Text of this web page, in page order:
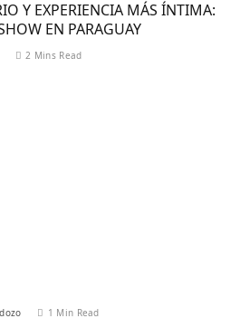
Y EXPERIENCIA MÁS ÍNTIMA:
EN PARAGUAY
2 Mins Read
1 Min Read